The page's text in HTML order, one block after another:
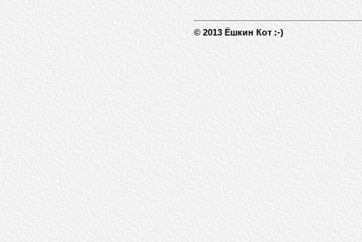
© 2013 Ёшкин Кот :-)